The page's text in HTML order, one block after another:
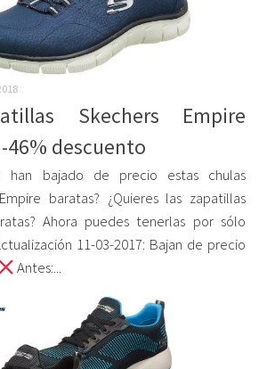
Skechers Empire
46% descuento
han bajado de precio estas chulas
baratas? ¿Quieres las zapatillas
Ahora puedes tenerlas por sólo
11-03-2017: Bajan de precio
Antes:...